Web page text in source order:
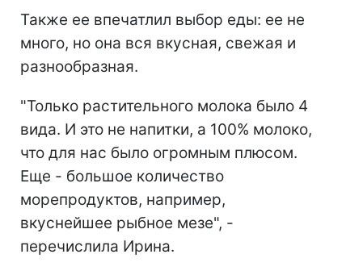
Также ее впечатлил выбор еды: ее не
много, но она вся вкусная, свежая и
разнообразная.
"Только растительного молока было 4
вида. И это не напитки, а 100% молоко,
что для нас было огромным плюсом.
Еще - большое количество
морепродуктов, например,
вкуснейшее рыбное мезе", -
перечислила Ирина.